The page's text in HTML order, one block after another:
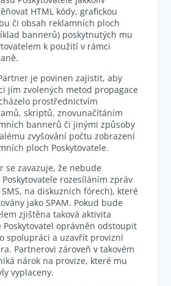
HTML kódy, grafickou
či obsah reklamních ploch
bannerů) poskytnutých mu
k použití v rámci
je povinen zajistit, aby
jím zvolených metod propagace
prostřednictvím
skriptů, znovunačítáním
bannerů či jinými způsoby
zvyšování počtu zobrazení
ploch Poskytovatele.
se zavazuje, že nebude
rozesíláním zpráv
na diskuzních fórech), které
jako SPAM. Pokud bude
zjištěna taková aktivita
Poskytovatel oprávněn odstoupit
spolupráci a uzavřít provizní
Partnerovi zároveň v takovém
nárok na provize, které mu
vyplaceny.